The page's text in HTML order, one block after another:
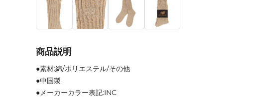
商品説明
●素材:綿/ポリエステル/その他
●中国製
●メーカーカラー表記:INC